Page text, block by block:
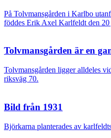
På Tolvmansgården i Karlbo
föddes Erik Axel Karlfeldt den
Tolvmansgården är en
Tolvmansgården ligger alldeles
riksväg 70.
Bild från 1931
Björkarna planterades av